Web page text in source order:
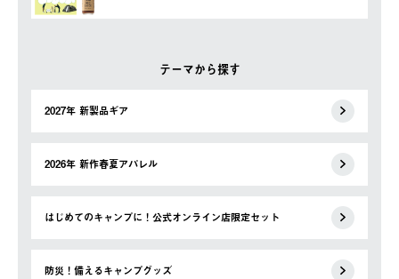
テーマから探す
2027年 新製品ギア
2026年 新作春夏アパレル
はじめてのキャンプに！公式オンライン店限定セット
防災！備えるキャンプグッズ